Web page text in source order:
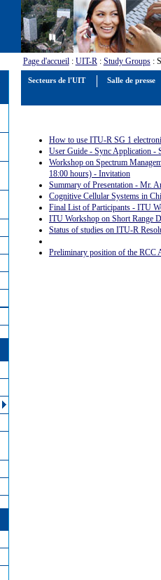
Page d'accueil: UIT-R: Study Groups:
How to use ITU-R SG 1
User Guide - Sync Application -
Workshop on Spectrum
18:00 hours) - Invitation
Summary of Presentation - Mr.
Cognitive Cellular Systems in
Final List of Participants - ITU
ITU Workshop on Short Range
Status of studies on ITU-R
Preliminary position of the RCC
Secteurs de l'UIT Salle de presse